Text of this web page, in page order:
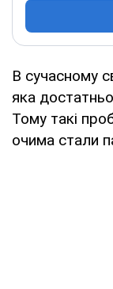
В сучасному
яка
Тому такі
очима стали